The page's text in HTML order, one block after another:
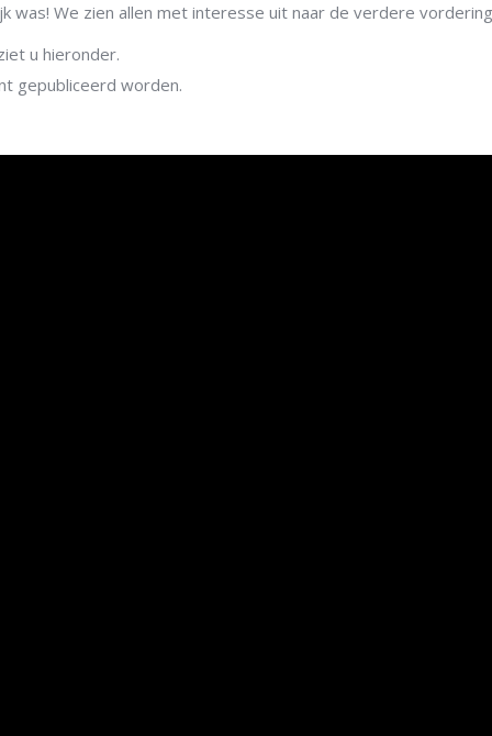
was! We zien allen met interesse uit naar de verdere
u hieronder.
gepubliceerd worden.